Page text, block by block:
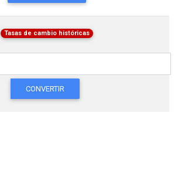
Tasas de cambio históricas
CONVERTIR